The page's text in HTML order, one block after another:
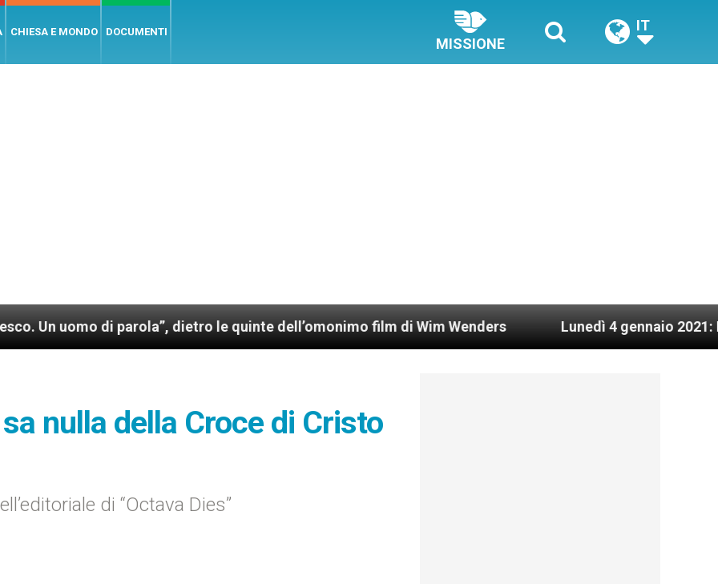
CHIESA E MONDO DOCUMENTI
MISSIONE
IT
di parola”, dietro le quinte dell’omonimo film di Wim Wenders Lunedì 4 gennaio 2021: Possesso
nulla della Croce di Cristo
di “Octava Dies”